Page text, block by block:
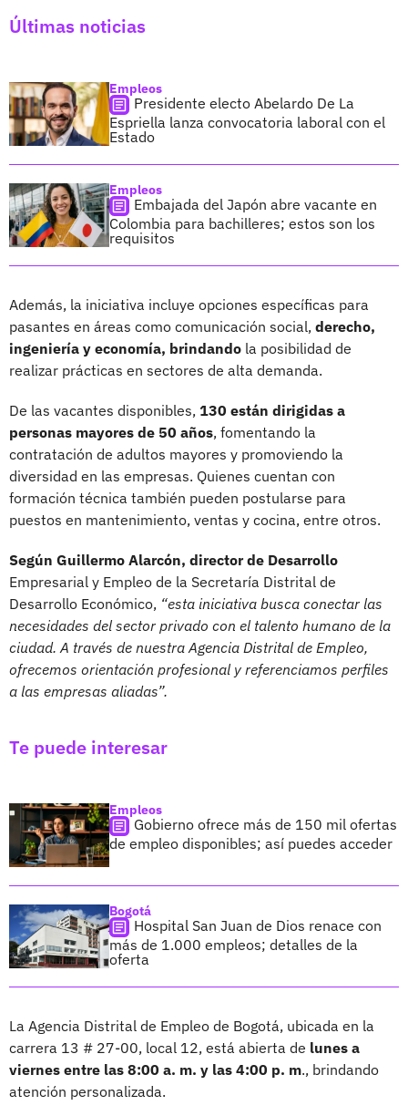
Últimas noticias
Empleos
Presidente electo Abelardo De La
Espriella lanza convocatoria laboral con el
Estado
Empleos
Embajada del Japón abre vacante en
Colombia para bachilleres; estos son los
requisitos
Además, la iniciativa incluye opciones específicas para
pasantes en áreas como comunicación social, derecho,
ingeniería y economía, brindando la posibilidad de
realizar prácticas en sectores de alta demanda.
De las vacantes disponibles, 130 están dirigidas a
personas mayores de 50 años, fomentando la
contratación de adultos mayores y promoviendo la
diversidad en las empresas. Quienes cuentan con
formación técnica también pueden postularse para
puestos en mantenimiento, ventas y cocina, entre otros.
Según Guillermo Alarcón, director de Desarrollo
Empresarial y Empleo de la Secretaría Distrital de
Desarrollo Económico, “esta iniciativa busca conectar las
necesidades del sector privado con el talento humano de la
ciudad. A través de nuestra Agencia Distrital de Empleo,
ofrecemos orientación profesional y referenciamos perfiles
a las empresas aliadas”.
Te puede interesar
Empleos
Gobierno ofrece más de 150 mil ofertas
de empleo disponibles; así puedes acceder
Bogotá
Hospital San Juan de Dios renace con
más de 1.000 empleos; detalles de la
oferta
La Agencia Distrital de Empleo de Bogotá, ubicada en la
carrera 13 # 27-00, local 12, está abierta de lunes a
viernes entre las 8:00 a. m. y las 4:00 p. m., brindando
atención personalizada.